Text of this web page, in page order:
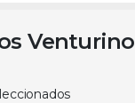
Venturino